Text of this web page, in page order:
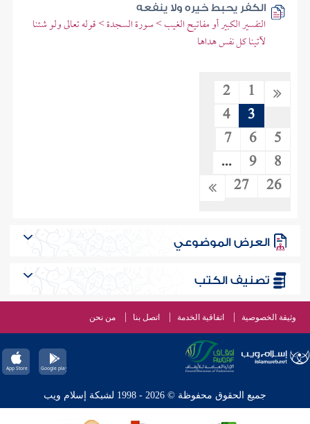
الكفر يحبط خيره ولا ينفعه
التفسير الكبير أو مفاتيح الغيب > سورة السجدة > قوله تعالى ولو شئنا
لآتينا كل نفس هداها
1
2
3
4
5
6
7
8
9
...
26
27
العرض الموضوعي
تصنيف الكتب
وثيقة الخصوصية اتفاقية الخدمة اتصل بنا من نحن
جميع الحقوق محفوظة © 2026 - 1998 لشبكة إسلام ويب